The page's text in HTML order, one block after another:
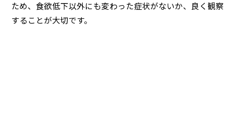
ため、食欲低下以外にも変わった症状がないか、良く観察
することが大切です。